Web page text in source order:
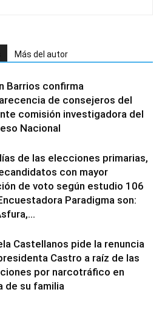
Más del autor
Barrios confirma
de consejeros del
comisión investigadora del
Nacional
de las elecciones primarias,
con mayor
de voto según estudio 106
Paradigma son:
Castellanos pide la renuncia
Castro a raíz de las
por narcotráfico en
de su familia